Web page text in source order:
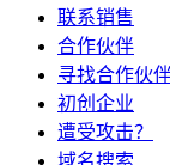
联系销售
合作伙伴
寻找合作伙
初创企业
遭受攻击？
域名搜索